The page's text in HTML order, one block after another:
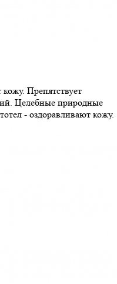
Препятствует
Целебные природные
- оздоравливают кожу.